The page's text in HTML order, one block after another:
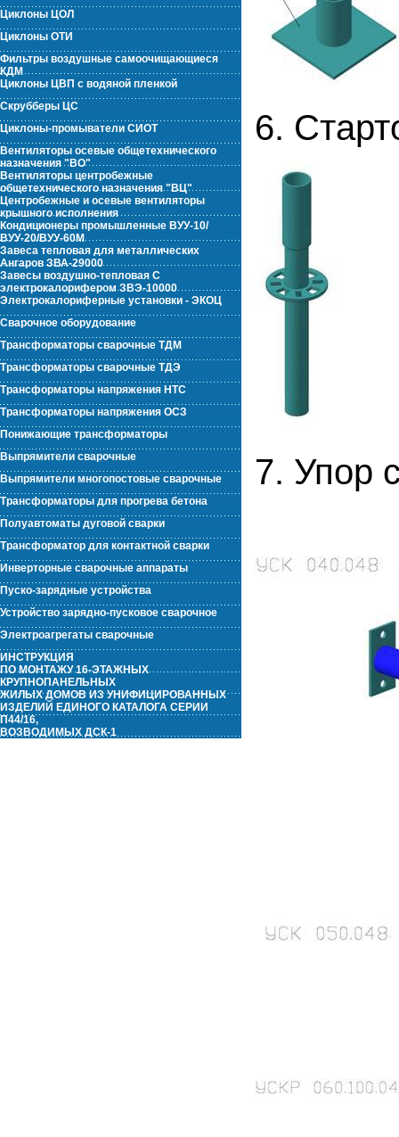
Циклоны ЦОЛ
Циклоны ОТИ
Фильтры воздушные самоочищающиеся
КДМ
Циклоны ЦВП с водяной пленкой
Скрубберы ЦС
Циклоны-промыватели СИОТ
Вентиляторы осевые общетехнического
назначения "ВО"
Вентиляторы центробежные
общетехнического назначения "ВЦ"
Центробежные и осевые вентиляторы
крышного исполнения
Кондиционеры промышленные ВУУ-10/
ВУУ-20/ВУУ-60М
Завеса тепловая для металлических
Ангаров ЗВА-29000
Завесы воздушно-тепловая С
электрокалорифером ЗВЭ-10000
Электрокалориферные установки - ЭКОЦ
Сварочное оборудование
Трансформаторы сварочные ТДМ
Трансформаторы сварочные ТДЭ
Трансформаторы напряжения НТС
Трансформаторы напряжения ОСЗ
Понижающие трансформаторы
Выпрямители сварочные
Выпрямители многопостовые сварочные
Трансформаторы для прогрева бетона
Полуавтоматы дуговой сварки
Трансформатор для контактной сварки
Инверторные сварочные аппараты
Пуско-зарядные устройства
Устройство зарядно-пусковое сварочное
Электроагрегаты сварочные
ИНСТРУКЦИЯ
ПО МОНТАЖУ 16-ЭТАЖНЫХ
КРУПНОПАНЕЛЬНЫХ
ЖИЛЫХ ДОМОВ ИЗ УНИФИЦИРОВАННЫХ
ИЗДЕЛИЙ ЕДИНОГО КАТАЛОГА СЕРИИ
П44/16,
ВОЗВОДИМЫХ ДСК-1
6.
7. Упор